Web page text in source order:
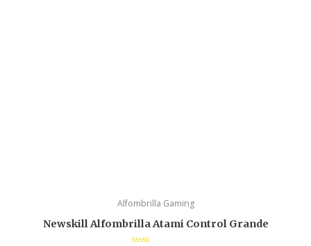
Alfombrilla Gaming
Newskill Alfombrilla Atami Control Grande